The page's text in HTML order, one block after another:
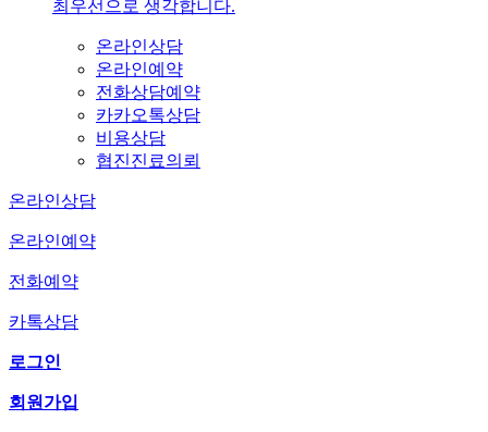
최우선으로 생각합니다.
온라인상담
온라인예약
전화상담예약
카카오톡상담
비용상담
협진진료의뢰
온라인상담
온라인예약
전화예약
카톡상담
로그인
회원가입